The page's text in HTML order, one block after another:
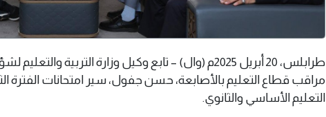
طرابلس، 20 أبريل 2025م (وال) – تابع وكيل وزارة التربية
مراقب قطاع التعليم بالأصابعة، حسن جفول، سير امتحانات الفترة
التعليم الأساسي والثانوي.